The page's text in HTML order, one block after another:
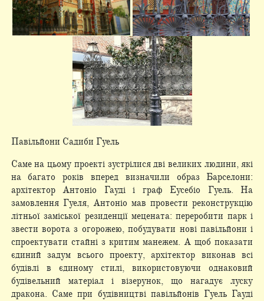
Павільйони Садиби Гуель
Саме на цьому проекті зустрілися дві великих людини, які
на багато років вперед визначили образ Барселони:
архітектор Антоніо Гауді і граф Еусебіо Гуель. На
замовлення Гуеля, Антоніо мав провести реконструкцію
літньої заміської резиденції мецената: переробити парк і
звести ворота з огорожею, побудувати нові павільйони і
спроектувати стайні з критим манежем. А щоб показати
єдиний задум всього проекту, архітектор виконав всі
будівлі в єдиному стилі, використовуючи однаковий
будівельний матеріал і візерунок, що нагадує луску
дракона. Саме при будівництві павільйонів Гуель Гауді